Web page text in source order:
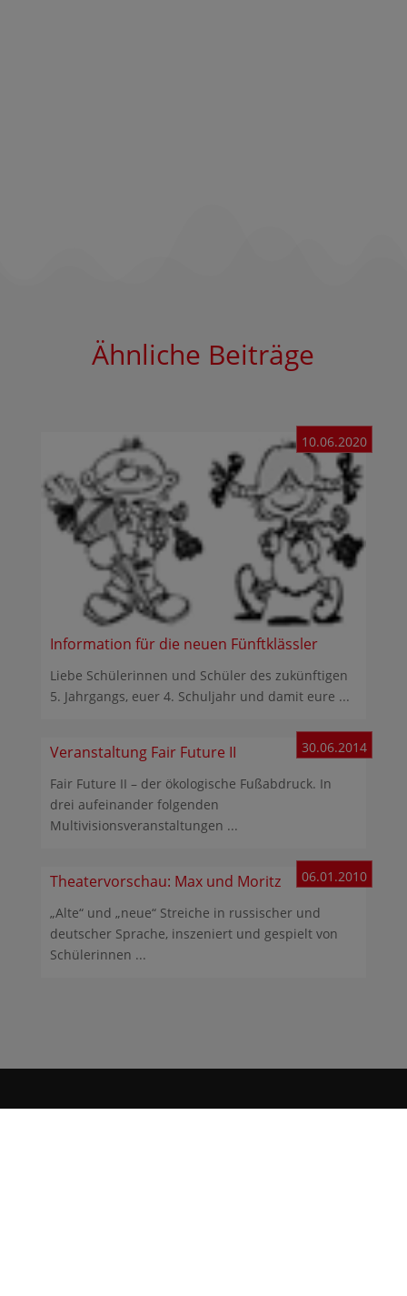
Ähnliche Beiträge
Information für die neuen Fünftklässler
10.06.2020
Liebe Schülerinnen und Schüler des zukünftigen
5. Jahrgangs, euer 4. Schuljahr und damit eure ...
Veranstaltung Fair Future II 30.06.2014
Fair Future II – der ökologische Fußabdruck. In
drei aufeinander folgenden
Multivisionsveranstaltungen ...
Theatervorschau: Max und Moritz 06.01.2010
„Alte“ und „neue“ Streiche in russischer und
deutscher Sprache, inszeniert und gespielt von
Schülerinnen ...